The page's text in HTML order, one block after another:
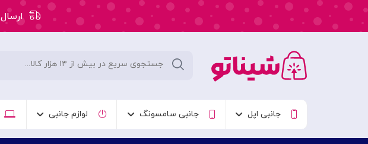
ارسال ۲ ساعته سفارشات تهران
جانبی اپل جانبی سامسونگ لوازم جانبی